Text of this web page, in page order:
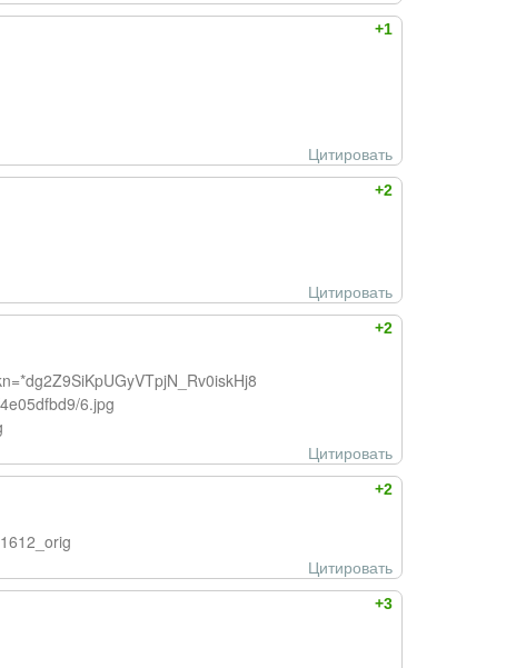
+1
Цитировать
+2
Цитировать
+2
6.jpg
Цитировать
+2
Цитировать
+3